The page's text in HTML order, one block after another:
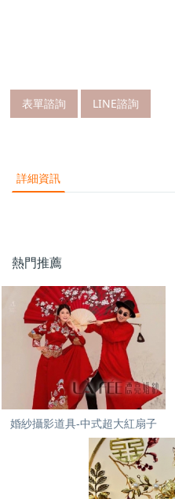
表單諮詢 LINE諮詢
詳細資訊
熱門推薦
婚紗攝影道具-中式超大紅扇子